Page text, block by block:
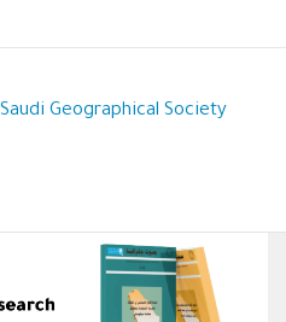
Saudi Geographical Society